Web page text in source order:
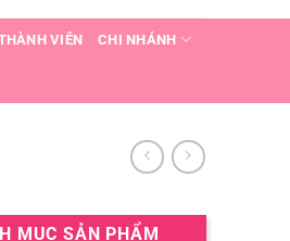
VIÊN CHI NHÁNH
MỤC SẢN PHẨM